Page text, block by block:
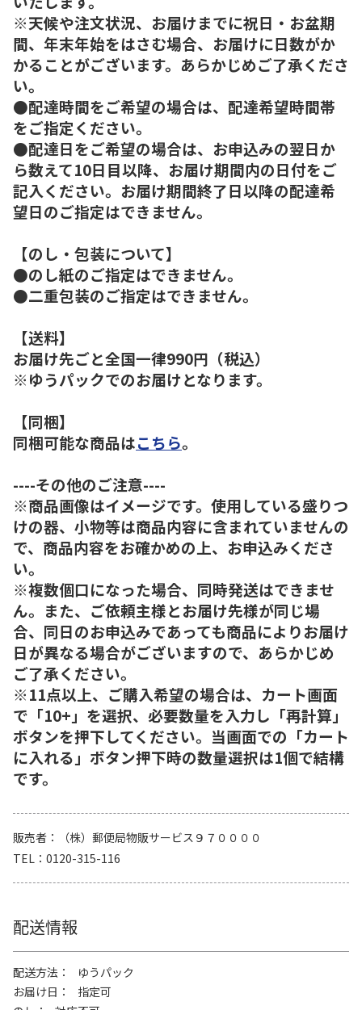
※天候や注文状況、お届けまでに祝日・お盆期
間、年末年始をはさむ場合、お届けに日数がか
かることがございます。あらかじめご了承くださ
い。
●配達時間をご希望の場合は、配達希望時間帯
をご指定ください。
●配達日をご希望の場合は、お申込みの翌日か
ら数えて10日目以降、お届け期間内の日付をご
記入ください。お届け期間終了日以降の配達希
望日のご指定はできません。
【のし・包装について】
●のし紙のご指定はできません。
●二重包装のご指定はできません。
【送料】
お届け先ごと全国一律990円（税込）
※ゆうパックでのお届けとなります。
【同梱】
同梱可能な商品はこちら。
----その他のご注意----
※商品画像はイメージです。使用している盛りつ
けの器、小物等は商品内容に含まれていませんの
で、商品内容をお確かめの上、お申込みくださ
い。
※複数個口になった場合、同時発送はできませ
ん。また、ご依頼主様とお届け先様が同じ場
合、同日のお申込みであっても商品によりお届け
日が異なる場合がございますので、あらかじめ
ご了承ください。
※11点以上、ご購入希望の場合は、カート画面
で「10+」を選択、必要数量を入力し「再計算」
ボタンを押下してください。当画面での「カート
に入れる」ボタン押下時の数量選択は1個で結構
です。
販売者
（株）郵便局物販サービス９７００００
TEL
0120-315-116
配送情報
配送方法
ゆうパック
お届け日
指定可